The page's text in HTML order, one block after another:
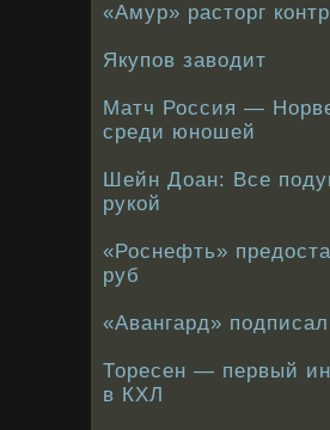
«Амур» расторг
Якупов заводит
Матч Россия —
среди юношей
Шейн Доан: Все
рукой
«Роснефть»
руб
«Авангард»
Торесен — первый
в КХЛ